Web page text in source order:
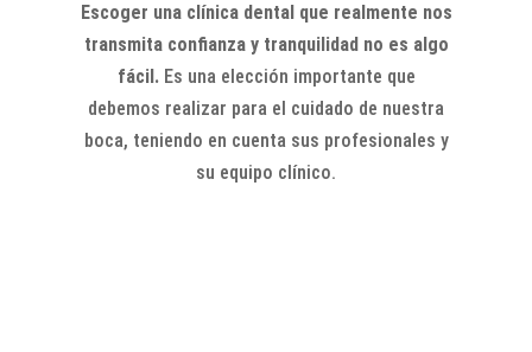
Escoger una clínica dental que realmente nos
transmita confianza y tranquilidad no es algo
fácil.Es una elección importante que
debemos realizar para el cuidado de nuestra
boca, teniendo en cuenta sus profesionales y
su equipo clínico.